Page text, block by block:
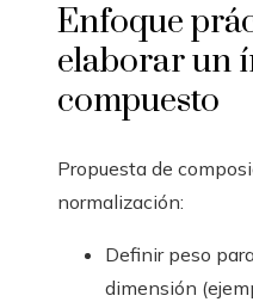
Enfoque
elaborar un
compuesto
Propuesta de
normalización:
Definir peso
dimensión